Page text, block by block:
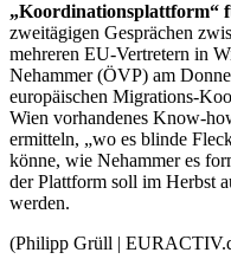
„Koordinationsplattform“
zweitägigen Gesprächen
mehreren EU-Vertretern in
Nehammer (ÖVP) am
europäischen Migrations-
Wien vorhandenes Know-
ermitteln, „wo es blinde
könne, wie Nehammer es
der Plattform soll im Herbst
werden.
(Philipp Grüll |